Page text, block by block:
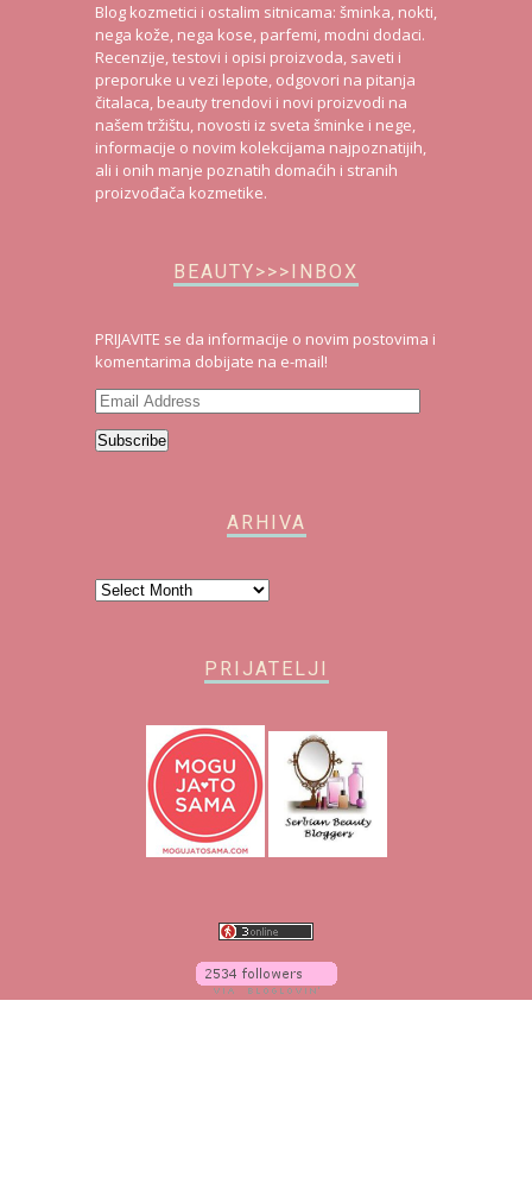
Blog kozmetici i ostalim sitnicama: šminka, nokti,
nega kože, nega kose, parfemi, modni dodaci.
Recenzije, testovi i opisi proizvoda, saveti i
preporuke u vezi lepote, odgovori na pitanja
čitalaca, beauty trendovi i novi proizvodi na
našem tržištu, novosti iz sveta šminke i nege,
informacije o novim kolekcijama najpoznatijih,
ali i onih manje poznatih domaćih i stranih
proizvođača kozmetike.
BEAUTY>>>INBOX
PRIJAVITE se da informacije o novim postovima i
komentarima dobijate na e-mail!
Email
Subscribe
ARHIVA
Arhiva
PRIJATELJI